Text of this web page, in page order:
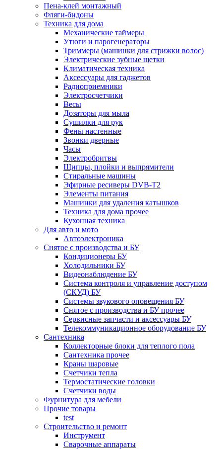
Пена-клей монтажный
Фляги-бидоны
Техника для дома
Механические таймеры
Утюги и парогенераторы
Триммеры (машинки для стрижки волос)
Электрические зубные щетки
Климатическая техника
Аксессуары для гаджетов
Радиоприемники
Электросчетчики
Весы
Дозаторы для мыла
Сушилки для рук
Фены настенные
Звонки дверные
Часы
Электробритвы
Щипцы, плойки и выпрямители
Стиральные машины
Эфирные ресиверы DVB-T2
Элементы питания
Машинки для удаления катышков
Техника для дома прочее
Кухонная техника
Для авто и мото
Автоэлектроника
Снятое с производства и БУ
Кондиционеры БУ
Холодильники БУ
Видеонаблюдение БУ
Система контроля и управление доступом
(СКУД) БУ
Системы звукового оповещения БУ
Снятое с производства и БУ прочее
Сервисные запчасти и аксессуары БУ
Телекоммуникационное оборудование БУ
Сантехника
Коллекторные блоки для теплого пола
Сантехника прочее
Краны шаровые
Счетчики тепла
Термоcтатические головки
Счетчики воды
Фурнитура для мебели
Прочие товары
test
Строительство и ремонт
Инструмент
Сварочные аппараты